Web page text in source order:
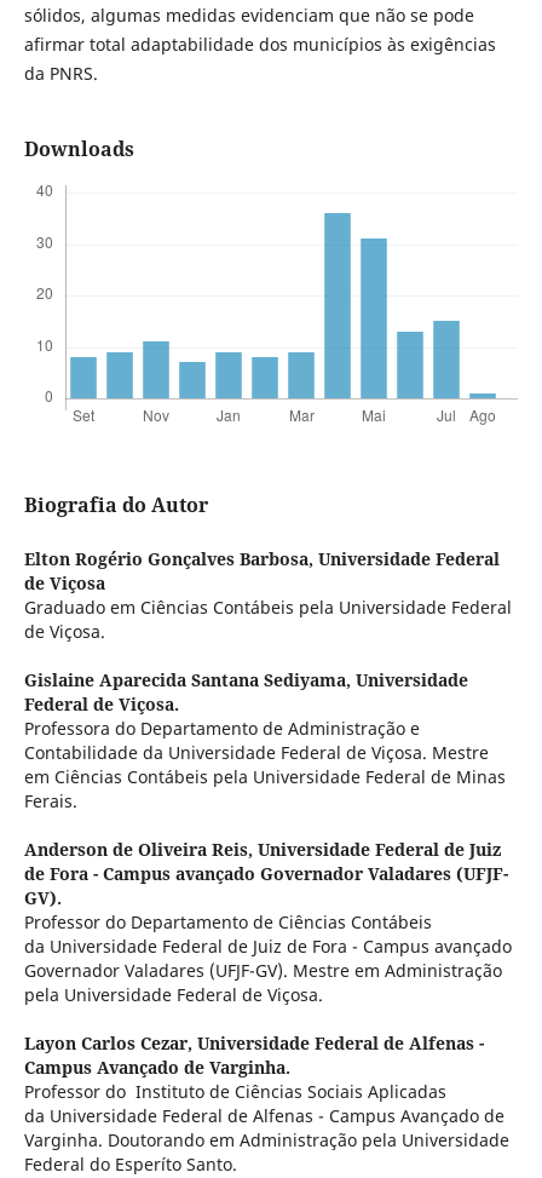
sólidos, algumas medidas evidenciam que não se pode
afirmar total adaptabilidade dos municípios às exigências
da PNRS.
Downloads
Biografia do Autor
Elton Rogério Gonçalves Barbosa, Universidade Federal
de Viçosa
Graduado em Ciências Contábeis pela Universidade Federal
de Viçosa.
Gislaine Aparecida Santana Sediyama, Universidade
Federal de Viçosa.
Professora do Departamento de Administração e
Contabilidade da Universidade Federal de Viçosa. Mestre
em Ciências Contábeis pela Universidade Federal de Minas
Ferais.
Anderson de Oliveira Reis, Universidade Federal de Juiz
de Fora - Campus avançado Governador Valadares (UFJF-
GV).
Professor do Departamento de Ciências Contábeis
da Universidade Federal de Juiz de Fora - Campus avançado
Governador Valadares (UFJF-GV). Mestre em Administração
pela Universidade Federal de Viçosa.
Layon Carlos Cezar, Universidade Federal de Alfenas -
Campus Avançado de Varginha.
Professor do Instituto de Ciências Sociais Aplicadas
da Universidade Federal de Alfenas - Campus Avançado de
Varginha. Doutorando em Administração pela Universidade
Federal do Esperíto Santo.